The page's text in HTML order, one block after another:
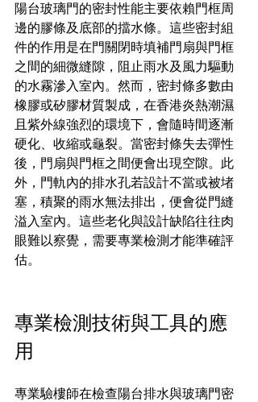
陽台玻璃門的密封性能主要依賴門框周
邊的膠條及底部的擋水條。這些密封組
件的作用是在門關閉時填補門扇與門框
之間的細微縫隙，阻止雨水及風力驅動
的水霧滲入室內。然而，密封條多數由
橡膠或矽膠材質製成，在香港炎熱潮濕
且紫外線強烈的環境下，會隨時間逐漸
硬化、收縮或龜裂。當密封條失去彈性
後，門扇與門框之間便會出現空隙。此
外，門軌內的排水孔若設計不當或被堵
塞，積聚的雨水無法排出，便會從門縫
溢入室內。這些老化與設計缺陷往往肉
眼難以察覺，需要專業檢測才能準確評
估。
專業檢測技術與工具的應
用
專業驗樓師在檢查陽台排水與玻璃門密